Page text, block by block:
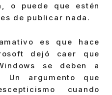
o puede que estén
de publicar nada.
es que hace
dejó caer que
se deben a
Un argumento que
cuando